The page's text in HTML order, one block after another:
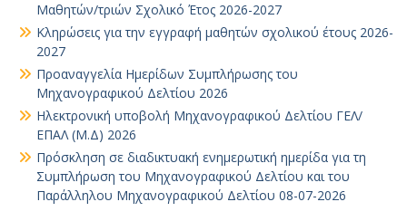
Μαθητών/τριών Σχολικό Έτος 2026-2027
Κληρώσεις για την εγγραφή μαθητών σχολικού έτους 2026-
2027
Προαναγγελία Ημερίδων Συμπλήρωσης του
Μηχανογραφικού Δελτίου 2026
Ηλεκτρονική υποβολή Μηχανογραφικού Δελτίου ΓΕΛ/
ΕΠΑΛ (Μ.Δ) 2026
Πρόσκληση σε διαδικτυακή ενημερωτική ημερίδα για τη
Συμπλήρωση του Μηχανογραφικού Δελτίου και του
Παράλληλου Μηχανογραφικού Δελτίου 08-07-2026